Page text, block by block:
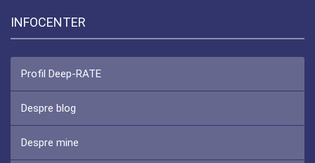
INFOCENTER
Profil Deep-RATE
Despre blog
Despre mine